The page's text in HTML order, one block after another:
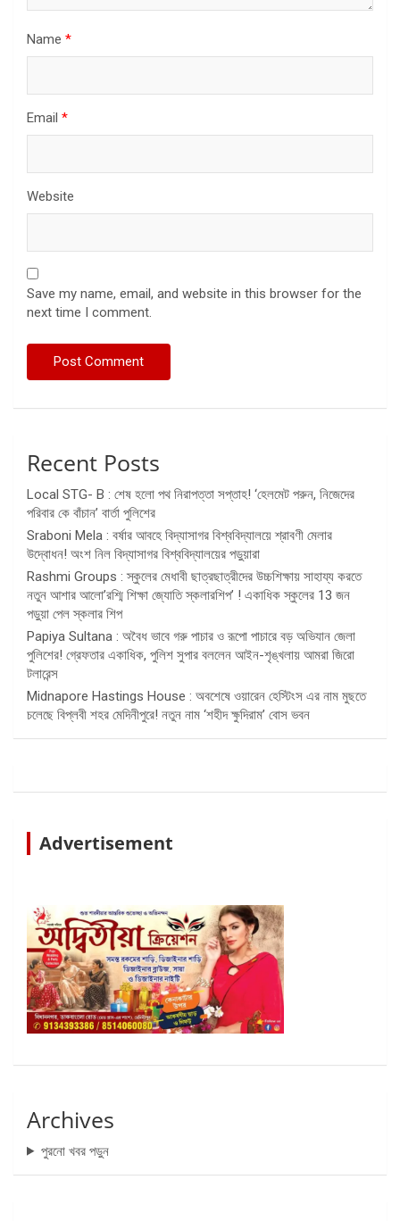
Name *
Email *
Website
Save my name, email, and website in this browser for the
next time I comment.
Recent Posts
Local STG- B : শেষ হলো পথ নিরাপত্তা সপ্তাহ! ‘হেলমেট পরুন, নিজেদের
পরিবার কে বাঁচান’ বার্তা পুলিশের
Sraboni Mela : বর্ষার আবহে বিদ্যাসাগর বিশ্ববিদ্যালয়ে শ্রাবণী মেলার
উদ্বোধন! অংশ নিল বিদ্যাসাগর বিশ্ববিদ্যালয়ের পড়ুয়ারা
Rashmi Groups : স্কুলের মেধাবী ছাত্রছাত্রীদের উচ্চশিক্ষায় সাহায্য করতে
নতুন আশার আলো’রশ্মি শিক্ষা জ্যোতি স্কলারশিপ’ ! একাধিক স্কুলের 13 জন
পড়ুয়া পেল স্কলার শিপ
Papiya Sultana : অবৈধ ভাবে গরু পাচার ও রূপো পাচারে বড় অভিযান জেলা
পুলিশের! গ্রেফতার একাধিক, পুলিশ সুপার বললেন আইন-শৃঙ্খলায় আমরা জিরো
টলারেন্স
Midnapore Hastings House : অবশেষে ওয়ারেন হেস্টিংস এর নাম মুছতে
চলেছে বিপ্লবী শহর মেদিনীপুরে! নতুন নাম ‘শহীদ ক্ষুদিরাম’ বোস ভবন
Advertisement
Archives
পুরনো খবর পড়ুন